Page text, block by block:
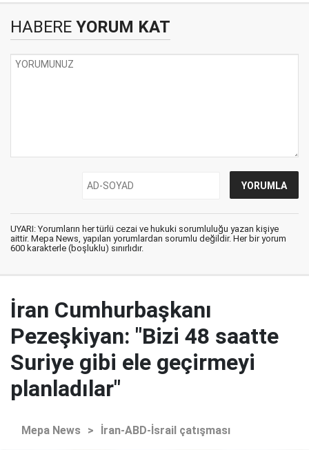
HABERE YORUM KAT
UYARI: Yorumların her türlü cezai ve hukuki sorumluluğu yazan kişiye
aittir. Mepa News, yapılan yorumlardan sorumlu değildir. Her bir yorum
600 karakterle (boşluklu) sınırlıdır.
İran Cumhurbaşkanı
Pezeşkiyan: "Bizi 48 saatte
Suriye gibi ele geçirmeyi
planladılar"
Mepa News > İran-ABD-İsrail çatışması